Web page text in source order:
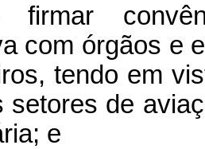
firmar
com órgãos e
tendo em
setores de
e